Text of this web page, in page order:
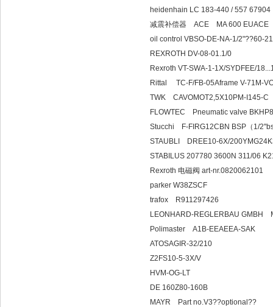
heidenhain LC 183-440 /
减震补偿器 ACE MA 600 EUACE
oil control VBSO-DE-NA-1/
REXROTH DV-08-01.1/0
Rexroth VT-SWA-1-1X/
Rittal TC-F/FB-05Aframe V-71M-
TWK CAVOMOT2,5X10PM-I145-C
FLOWTEC Pneumatic
Stucchi F-
STAUBLI DREE10-6X/
STABILUS 207780 3600N 311/06
Rexroth 电磁阀 art-nr.0820062101
parker W38ZSCF
trafox R911297426
LEONHARD-
Polimaster A1B-EEAEEA-SAK
ATOSAGIR-32/210
Z2FS10-5-3X/V
HVM-OG-LT
DE 160Z80-160B
MAYR Part no.V3??optional??